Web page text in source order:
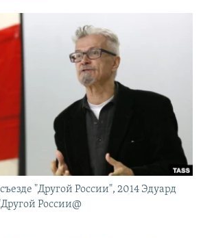
РАССЫЛКУ
"Другой России", 2014 Эдуард
России@